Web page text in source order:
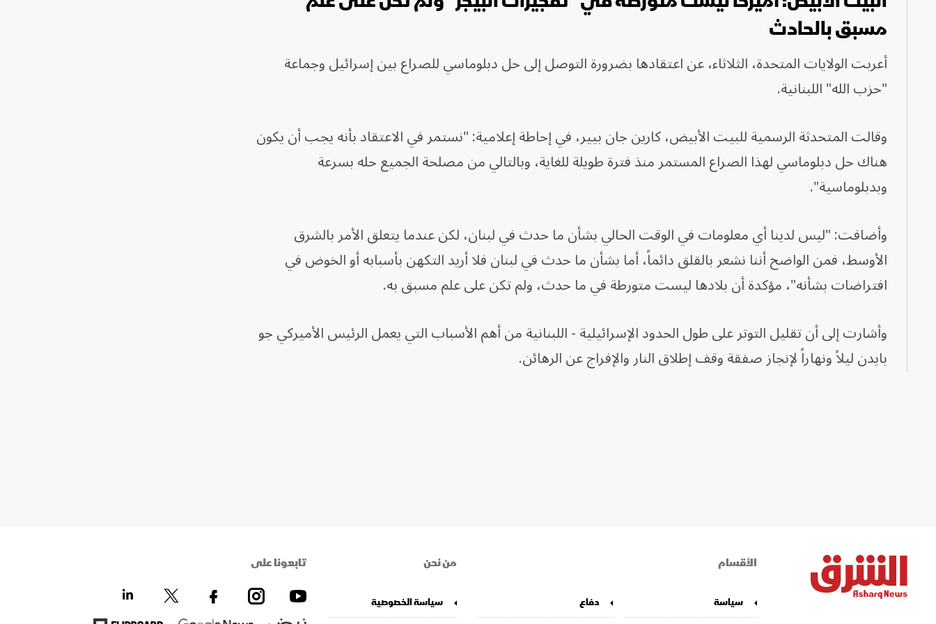
مسبق بالحادث
أعربت الولايات المتحدة، الثلاثاء، عن اعتقادها بضرورة التوصل إلى حل دبلوماسي للصراع بين إسرائيل وجماعة
"حزب الله" اللبنانية.
وقالت المتحدثة الرسمية للبيت الأبيض، كارين جان بيير، في إحاطة إعلامية: "نستمر في الاعتقاد بأنه يجب أن يكون
هناك حل دبلوماسي لهذا الصراع المستمر منذ فترة طويلة للغاية، وبالتالي من مصلحة الجميع حله بسرعة
وبدبلوماسية".
وأضافت: "ليس لدينا أي معلومات في الوقت الحالي بشأن ما حدث في لبنان، لكن عندما يتعلق الأمر بالشرق
الأوسط، فمن الواضح أننا نشعر بالقلق دائماً، أما بشأن ما حدث في لبنان فلا أريد التكهن بأسبابه أو الخوض في
افتراضات بشأنه"، مؤكدة أن بلادها ليست متورطة في ما حدث، ولم تكن على علم مسبق به.
وأشارت إلى أن تقليل التوتر على طول الحدود الإسرائيلية - اللبنانية من أهم الأسباب التي يعمل الرئيس الأميركي جو
بايدن ليلاً ونهاراً لإنجاز صفقة وقف إطلاق النار والإفراج عن الرهائن.
الأقسام
سياسة دفاع
من نحن
سياسة الخصوصية
تابعونا على